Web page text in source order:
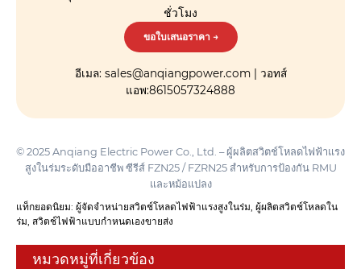
ชั่วโมง
ขอใบเสนอราคา →
อีเมล: sales@anqiangpower.com | วอทส์
แอพ:8615057324888
© 2025 Anqiang Electric Power Co., Ltd. – ผู้ผลิตสวิตช์โหลดไฟฟ้าแรง
สูงในร่มระดับมืออาชีพ ซีรีส์ FZN25 / FZRN25 สำหรับการป้องกัน RMU
และหม้อแปลง
แท็กยอดนิยม: ผู้จัดจำหน่ายสวิตช์โหลดไฟฟ้าแรงสูงในร่ม, ผู้ผลิตสวิตช์โหลดใน
ร่ม, สวิตช์ไฟฟ้าแบบกำหนดเองขายส่ง
หมวดหมู่ที่เกี่ยวข้อง